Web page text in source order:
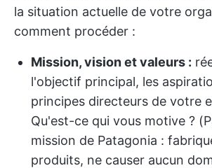
la situation actuelle de votre
comment procéder :
Mission, vision et valeurs :
l'objectif principal, les
principes directeurs de votre
Qu'est-ce qui vous motive ?
mission de Patagonia :
produits, ne causer aucun